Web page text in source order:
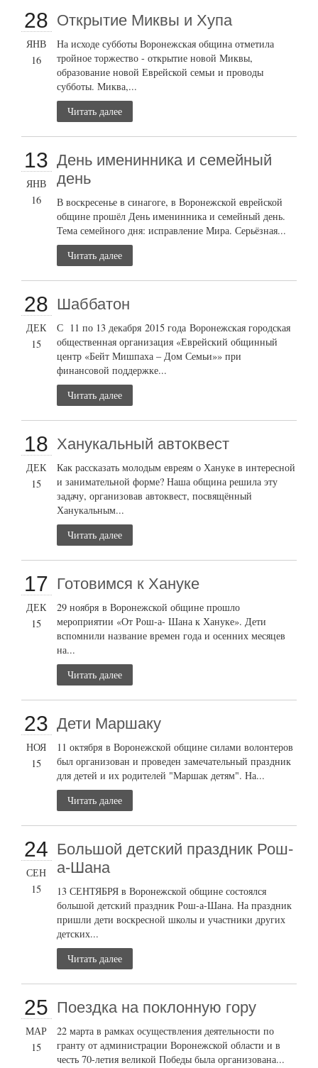
28
ЯНВ
16
Открытие Миквы и Хупа
На исходе субботы Воронежская община отметила
тройное торжество - открытие новой Миквы,
образование новой Еврейской семьи и проводы
субботы. Миква,...
Читать далее
13
ЯНВ
16
День именинника и семейный
день
В воскресенье в синагоге, в Воронежской еврейской
общине прошёл День именинника и семейный день.
Тема семейного дня: исправление Мира. Серьёзная...
Читать далее
28
ДЕК
15
Шаббатон
С 11 по 13 декабря 2015 года Воронежская городская
общественная организация «Еврейский общинный
центр «Бейт Мишпаха – Дом Семьи»» при
финансовой поддержке...
Читать далее
18
ДЕК
15
Ханукальный автоквест
Как рассказать молодым евреям о Хануке в интересной
и занимательной форме? Наша община решила эту
задачу, организовав автоквест, посвящённый
Ханукальным...
Читать далее
17
ДЕК
15
Готовимся к Хануке
29 ноября в Воронежской общине прошло
мероприятии «От Рош-а- Шана к Хануке». Дети
вспомнили название времен года и осенних месяцев
на...
Читать далее
23
НОЯ
15
Дети Маршаку
11 октября в Воронежской общине силами волонтеров
был организован и проведен замечательный праздник
для детей и их родителей "Маршак детям". На...
Читать далее
24
СЕН
15
Большой детский праздник Рош-
а-Шана
13 СЕНТЯБРЯ в Воронежской общине состоялся
большой детский праздник Рош-а-Шана. На праздник
пришли дети воскресной школы и участники других
детских...
Читать далее
25
МАР
15
Поездка на поклонную гору
22 марта в рамках осуществления деятельности по
гранту от администрации Воронежской области и в
честь 70-летия великой Победы была организована...